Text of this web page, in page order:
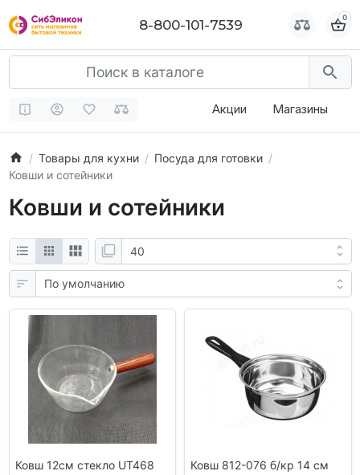
8-800-101-7539 0
Акции Магазины
Товары для кухни
Посуда для готовки
Ковши и сотейники
Ковши и сотейники
Ковш 12см стекло UT468 Ковш 812-076 б/кр 14 см
8-800-101-7539 0